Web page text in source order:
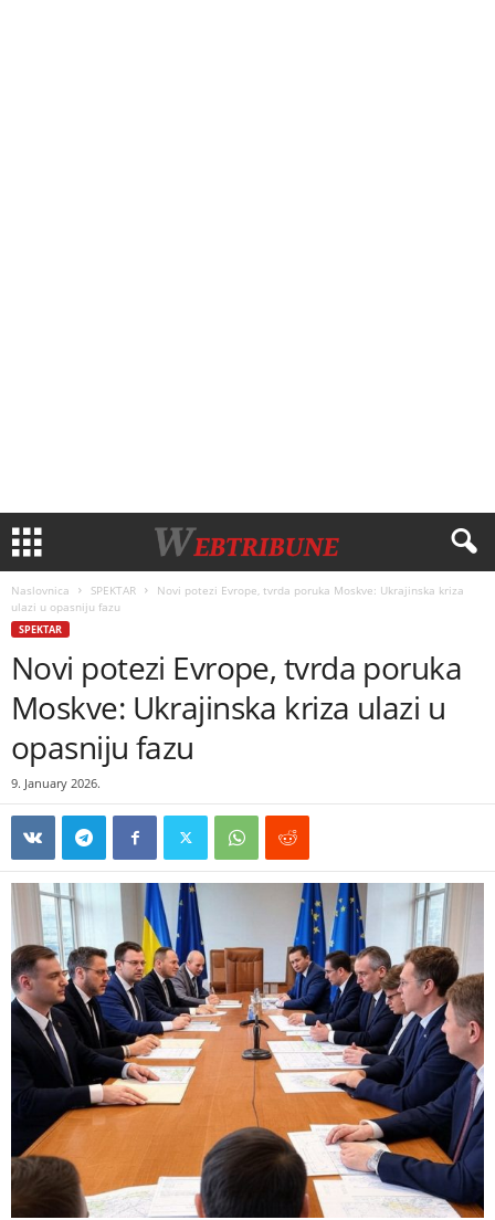
Naslovnica SPEKTAR
Novi potezi Evrope, tvrda poruka Moskve: Ukrajinska kriza
ulazi u opasniju fazu
SPEKTAR
Novi potezi Evrope, tvrda poruka
Moskve: Ukrajinska kriza ulazi u
opasniju fazu
9. January 2026.